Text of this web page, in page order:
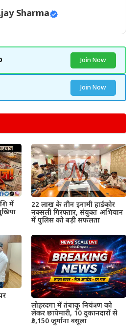
Sharma
Join Now
Join Now
में
22 लाख के तीन इनामी हार्डकोर
नक्सली गिरफ्तार, संयुक्त अभियान
में पुलिस को बड़ी सफलता
लोहरदगा में तंबाकू नियंत्रण को
लेकर छापेमारी, 10 दुकानदारों से
₹3,150 जुर्माना वसूला